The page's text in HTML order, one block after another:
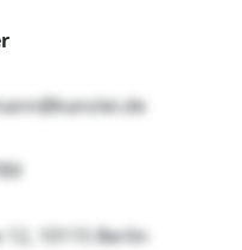
10115 Berlin